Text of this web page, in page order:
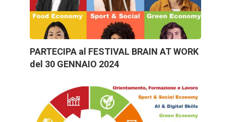
PARTECIPA al FESTIVAL BRAIN AT WORK
del 30 GENNAIO 2024